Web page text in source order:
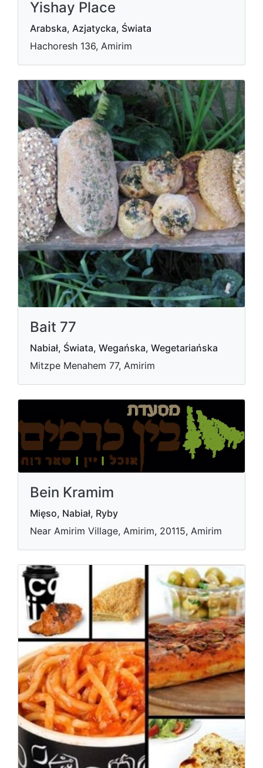
Yishay Place
Arabska, Azjatycka, Świata
Hachoresh 136, Amirim
Bait 77
Nabiał, Świata, Wegańska, Wegetariańska
Mitzpe Menahem 77, Amirim
Bein Kramim
Mięso, Nabiał, Ryby
Near Amirim Village, Amirim, 20115, Amirim